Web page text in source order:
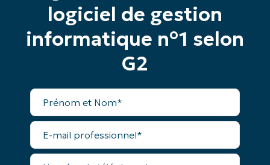
logiciel de gestion
informatique n°1 selon
G2
Prénom
Nom*
E-
mail
professionnel*
Numéro
Company
name*